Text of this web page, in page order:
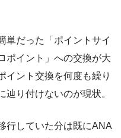
単だった「ポイントサイ
ポイント」への交換が大
イント交換を何度も繰り
り付けないのが現状。
行していた分は既にANA